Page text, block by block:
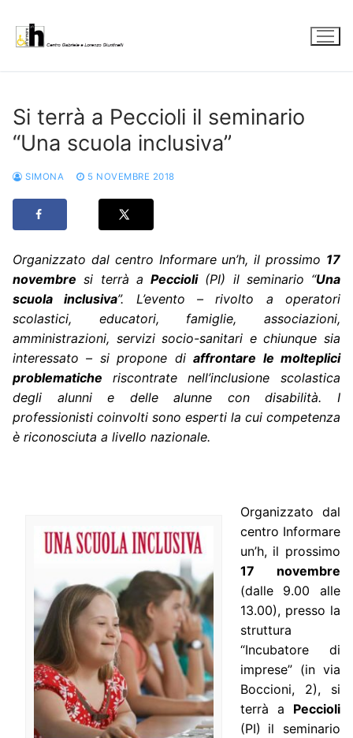
contenuto
Si terrà a Peccioli il seminario
“Una scuola inclusiva”
SIMONA 5 NOVEMBRE 2018
Organizzato dal centro Informare un’h, il prossimo 17
novembre si terrà a Peccioli(PI) il seminario “Una
scuola inclusiva”. L’evento – rivolto a operatori
scolastici, educatori, famiglie, associazioni,
amministrazioni, servizi socio-sanitari e chiunque sia
interessato – si propone diaffrontare le molteplici
problematiche riscontrate nell’inclusione scolastica
degli alunni e delle alunne con disabilità. I
professionisti coinvolti sono esperti la cui competenza
è riconosciuta a livello nazionale.
Organizzato dal
centro Informare
un’h, il prossimo
17 novembre
(dalle 9.00 alle
13.00), presso la
struttura
“Incubatore di
imprese” (in via
Boccioni, 2), si
terrà a Peccioli
(PI) il seminario